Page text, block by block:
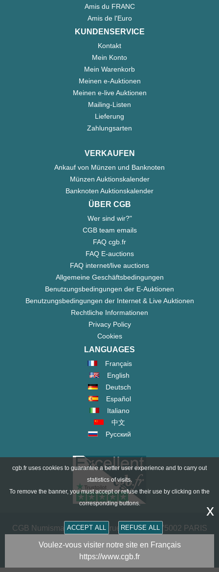
Amis du FRANC
Amis de l'Euro
KUNDENSERVICE
Kontakt
Mein Konto
Mein Warenkorb
Meinen e-Auktionen
Meinen e-live Auktionen
Mailing-Listen
Lieferung
Zahlungsarten
VERKAUFEN
Ankauf von Münzen und Banknoten
Münzen Auktionskalender
Banknoten Auktionskalender
ÜBER CGB
Wer sind wir?"
CGB team emails
FAQ cgb.fr
FAQ E-auctions
FAQ internet/live auctions
Allgemeine Geschäftsbedingungen
Benutzungsbedingungen der E-Auktionen
Benutzungsbedingungen der Internet & Live Auktionen
Rechtliche Informationen
Privacy Policy
Cookies
LANGUAGES
Français
English
Deutsch
Español
Italiano
中文
Русский
CGB Numismatik Paris - 36 rue Vivienne - 75002 PARIS
FRANCE -contact@cgb.fr
Copyright @1997-2025 - All Rights Reserved
cgb.fr uses cookies to guarantee a better user experience and to carry out
statistics of visits.
To remove the banner, you must accept or refuse their use by clicking on the
corresponding buttons.
ACCEPT ALL REFUSE ALL
x
Voulez-vous visiter notre site en Français
https://www.cgb.fr